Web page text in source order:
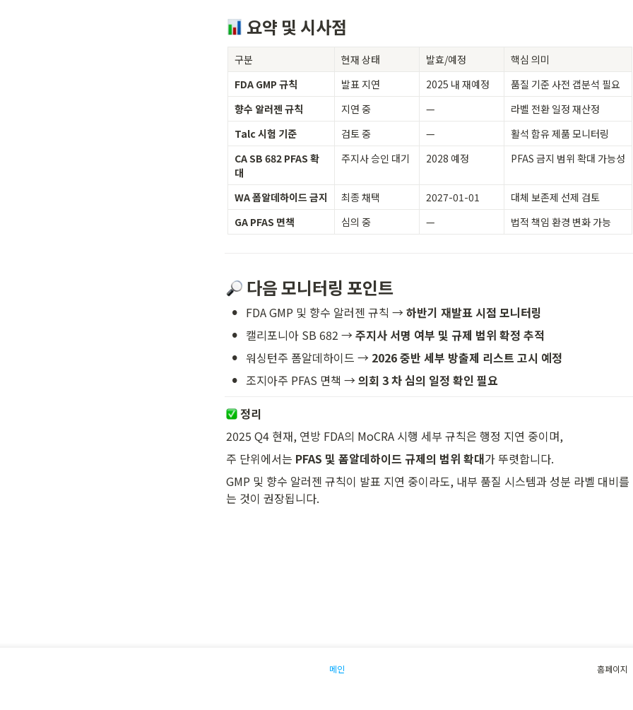
요약 및 시사점
구분 현재 상태 발효/예정
핵심 의미
FDA GMP 규칙
발표 지연 2025 내 재예정
품질 기준 사전 갭분석 필요
향수 알러젠 규칙
지연 중 —
라벨 전환 일정 재산정
Talc 시험 기준
검토 중 —
활석 함유 제품 모니터링
CA SB 682 PFAS 확
대
주지사 승인 대기 2028 예정 PFAS 금지 범위 확대 가능성
WA 폼알데하이드 금지 최종 채택 2027-01-01
대체 보존제 선제 검토
GA PFAS 면책
심의 중 — 법적 책임 환경 변화 가능
다음 모니터링 포인트
• FDA GMP 및 향수 알러젠 규칙 → 하반기 재발표 시점 모니터링
• 캘리포니아 SB 682 → 주지사 서명 여부 및 규제 범위 확정 추적
• 워싱턴주 폼알데하이드 → 2026 중반 세부 방출제 리스트 고시 예정
• 조지아주 PFAS 면책 → 의회 3 차 심의 일정 확인 필요
정리
2025 Q4 현재, 연방 FDA의 MoCRA 시행 세부 규칙은 행정 지연 중이며,
주 단위에서는 PFAS 및 폼알데하이드 규제의 범위 확대가 뚜렷합니다.
GMP 및 향수 알러젠 규칙이 발표 지연 중이라도, 내부 품질 시스템과 성분 라벨 대비
는 것이 권장됩니다.
메인 홈페이지